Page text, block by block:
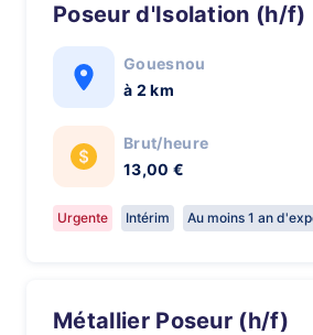
Poseur d'Isolation (h/f)
Gouesnou
à 2 km
Brut/heure
13,00 €
Urgente Intérim Au moins 1 an
Métallier Poseur (h/f)